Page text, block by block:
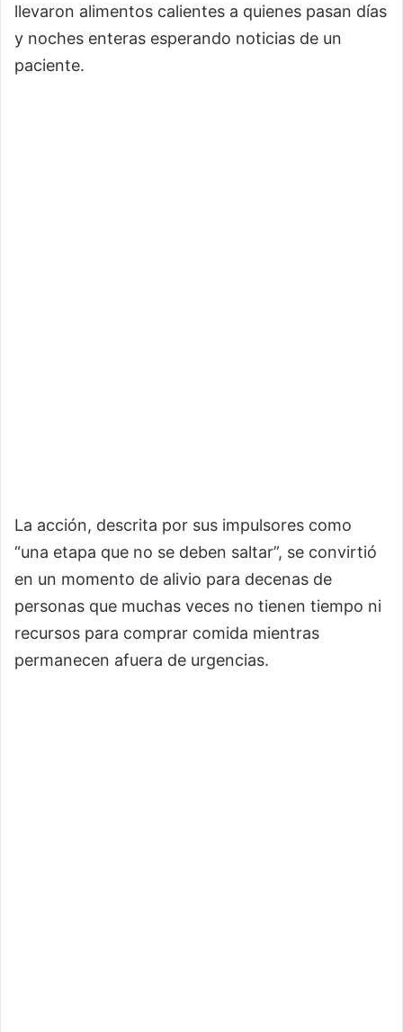
llevaron alimentos calientes a quienes pasan días
y noches enteras esperando noticias de un
paciente.
La acción, descrita por sus impulsores como
“una etapa que no se deben saltar”, se convirtió
en un momento de alivio para decenas de
personas que muchas veces no tienen tiempo ni
recursos para comprar comida mientras
permanecen afuera de urgencias.